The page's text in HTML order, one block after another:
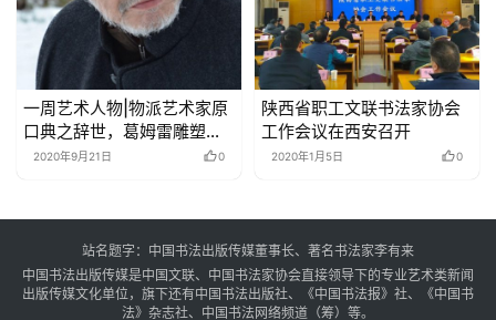
一周艺术人物|物派艺术家原
口典之辞世，葛姆雷雕塑惹
争议
2020年9月21日 0
陕西省职工文联书法家协会
工作会议在西安召开
2020年1月5日 0
站名题字：中国书法出版传媒董事长、著名书法家李有来
中国书法出版传媒是中国文联、中国书法家协会直接领导下的专业艺术类新闻
出版传媒文化单位，旗下还有中国书法出版社、《中国书法报》社、《中国书
法》杂志社、中国书法网络频道（筹）等。